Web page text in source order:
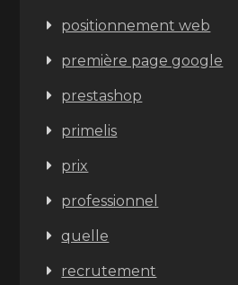
positionnement web
première page google
prestashop
primelis
prix
professionnel
quelle
recrutement